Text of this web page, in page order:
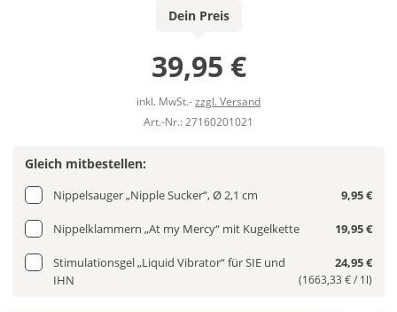
Dein Preis
39,95 €
inkl. MwSt.-zzgl. Versand
Art.-Nr.: 27160201021
Gleich mitbestellen:
Nippelsauger „Nipple Sucker“, Ø 2,1 cm 9,95 €
Nippelklammern „At my Mercy“ mit Kugelkette 19,95 €
Stimulationsgel „Liquid Vibrator“ für SIE und
IHN
24,95 €
(1663,33 € / 1l)